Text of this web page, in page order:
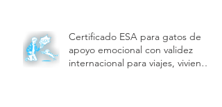
Certificado ESA para perros de
apoyo emocional con validez
internacional y beneficios |